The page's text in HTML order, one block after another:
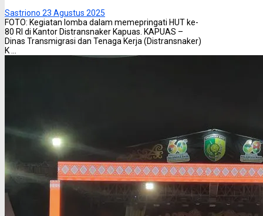
Sastriono 23 Agustus 2025
FOTO: Kegiatan lomba dalam memepringati HUT ke-
80 RI di Kantor Distransnaker Kapuas. KAPUAS –
Dinas Transmigrasi dan Tenaga Kerja (Distransnaker)
K ...